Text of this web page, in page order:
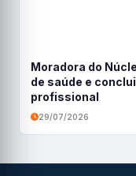
Moradora do
de saúde e
profissional
29/07/2026